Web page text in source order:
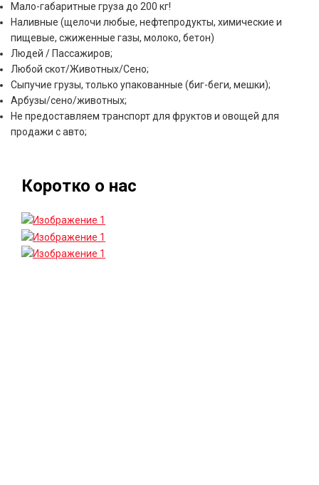
Мало-габаритные груза до 200 кг!
Наливные (щелочи любые, нефтепродукты, химические и
пищевые, сжиженные газы, молоко, бетон)
Людей / Пассажиров;
Любой скот/Животных/Сено;
Сыпучие грузы, только упакованные (биг-беги, мешки);
Арбузы/сено/животных;
Не предоставляем транспорт для фруктов и овощей для
продажи с авто;
Коротко о нас